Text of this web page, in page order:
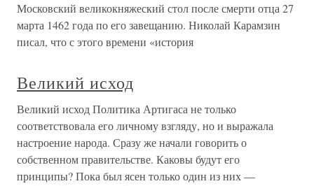
Московский великокняжеский стол после смерти отца 27
марта 1462 года по его завещанию. Николай Карамзин
писал, что с этого времени «история
Великий исход
Великий исход Политика Артигаса не только
соответствовала его личному взгляду, но и выражала
настроение народа. Сразу же начали говорить о
собственном правительстве. Каковы будут его
принципы? Пока был ясен только один из них —